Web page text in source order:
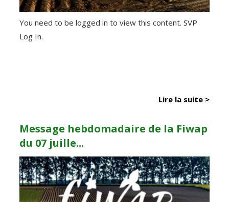
You need to be logged in to view this content. SVP
Log In.
Lire la suite >
Message hebdomadaire de la Fiwap
du 07 juille...